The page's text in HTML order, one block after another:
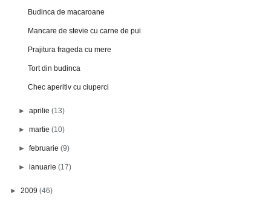
Budinca de macaroane
Mancare de stevie cu carne de pui
Prajitura frageda cu mere
Tort din budinca
Chec aperitiv cu ciuperci
►aprilie(13)
►martie(10)
►februarie(9)
►ianuarie(17)
► 2009 (46)